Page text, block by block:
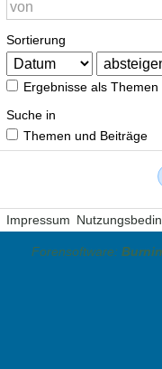
Sortierung
Ergebnisse als Themen
Suche in
Themen und Beiträge
Impressum
Forensoftware: